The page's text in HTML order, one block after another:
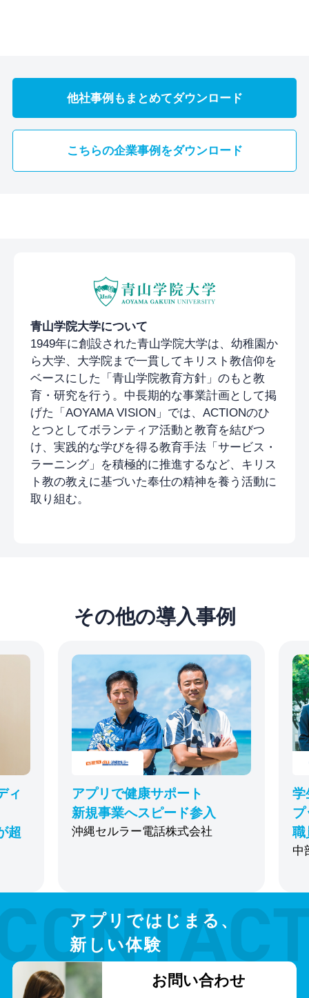
他社事例もまとめてダウンロード
こちらの企業事例をダウンロード
青山学院大学について
1949年に創設された青山学院大学は、幼稚園か
ら大学、大学院まで一貫してキリスト教信仰を
ベースにした「青山学院教育方針」のもと教
育・研究を行う。中長期的な事業計画として掲
げた「AOYAMA VISION」では、ACTIONのひ
とつとしてボランティア活動と教育を結びつ
け、実践的な学びを得る教育手法「サービス・
ラーニング」を積極的に推進するなど、キリス
ト教の教えに基づいた奉仕の精神を養う活動に
取り組む。
その他の導入事例
ィ
超
アプリで健康サポート
新規事業へスピード参入
沖縄セルラー電話株式会社
学
プ
職
中
アプリではじまる、
新しい体験
お問い合わせ